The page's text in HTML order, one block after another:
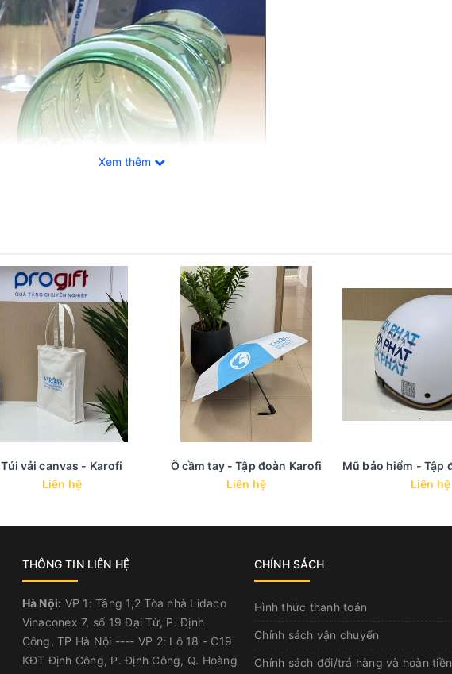
Xem thêm
Túi vải canvas - Karofi
Liên hệ
Ô cầm tay - Tập đoàn Karofi
Liên hệ
Liên hệ
THÔNG TIN LIÊN HỆ
Hà Nội: VP 1: Tầng 1,2 Tòa nhà Lidaco
Vinaconex 7, số 19 Đại Từ, P. Định
Công, TP Hà Nội ---- VP 2: Lô 18 - C19
KĐT Định Công, P. Định Công, Q. Hoàng
CHÍNH SÁCH
Hình thức thanh toán
Chính sách vận chuyển
Chính sách đổi/trả hàng và hoàn tiền